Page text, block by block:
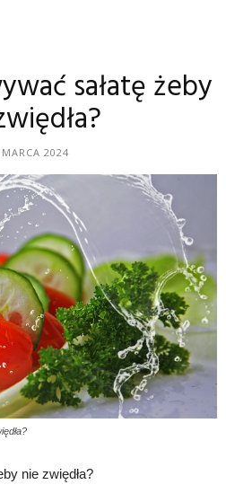
sałatę żeby
2024
nie zwiędła?